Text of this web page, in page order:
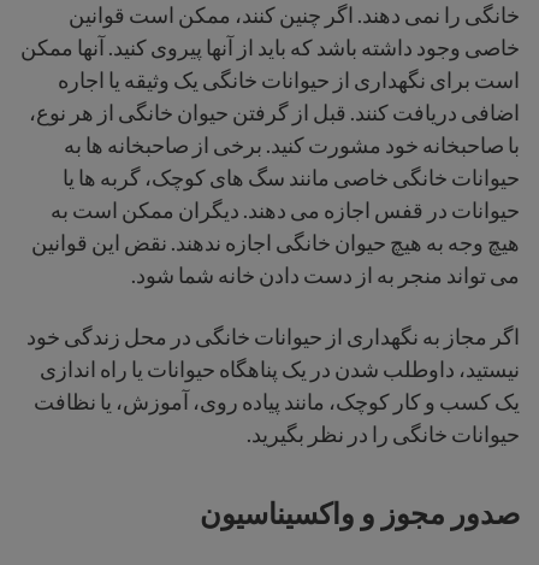
خانگی را نمی دهند. اگر چنین کنند، ممکن است قوانین
خاصی وجود داشته باشد که باید از آنها پیروی کنید. آنها ممکن
است برای نگهداری از حیوانات خانگی یک وثیقه یا اجاره
اضافی دریافت کنند. قبل از گرفتن حیوان خانگی از هر نوع،
با صاحبخانه خود مشورت کنید. برخی از صاحبخانه ها به
حیوانات خانگی خاصی مانند سگ های کوچک، گربه ها یا
حیوانات در قفس اجازه می دهند. دیگران ممکن است به
هیچ وجه به هیچ حیوان خانگی اجازه ندهند. نقض این قوانین
می تواند منجر به از دست دادن خانه شما شود.
اگر مجاز به نگهداری از حیوانات خانگی در محل زندگی خود
نیستید، داوطلب شدن در یک پناهگاه حیوانات یا راه اندازی
یک کسب و کار کوچک، مانند پیاده روی، آموزش، یا نظافت
حیوانات خانگی را در نظر بگیرید.
صدور مجوز و واکسیناسیون